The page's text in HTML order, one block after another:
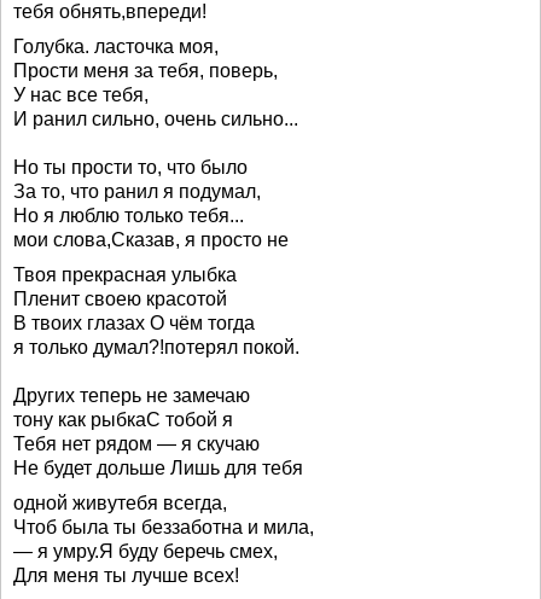
тебя обнять,впереди!
Голубка. ласточка моя,
Прости меня за тебя, поверь,
У нас все тебя,
И ранил сильно, очень сильно...
Но ты прости то, что было
За то, что ранил я подумал,
Но я люблю только тебя...
мои слова,Сказав, я просто не
Твоя прекрасная улыбка
Пленит своею красотой
В твоих глазах О чём тогда
я только думал?!потерял покой.
Других теперь не замечаю
тону как рыбкаС тобой я
Тебя нет рядом — я скучаю
Не будет дольше Лишь для тебя
одной живутебя всегда,
Чтоб была ты беззаботна и мила,
— я умру.Я буду беречь смех,
Для меня ты лучше всех!